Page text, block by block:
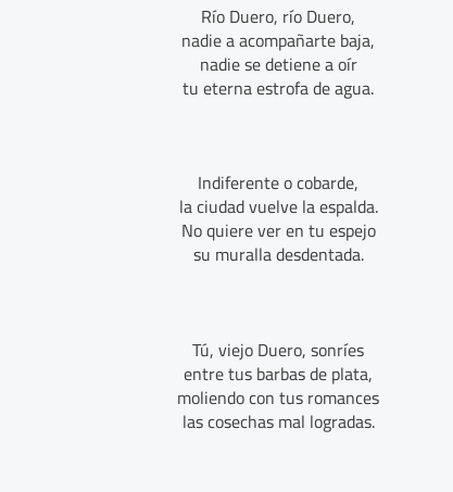
Río Duero, río Duero,
nadie a acompañarte baja,
nadie se detiene a oír
tu eterna estrofa de agua.
Indiferente o cobarde,
la ciudad vuelve la espalda.
No quiere ver en tu espejo
su muralla desdentada.
Tú, viejo Duero, sonríes
entre tus barbas de plata,
moliendo con tus romances
las cosechas mal logradas.